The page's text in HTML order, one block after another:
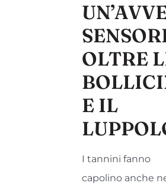
OLTRE
E IL
I tannini fanno
capolino anche